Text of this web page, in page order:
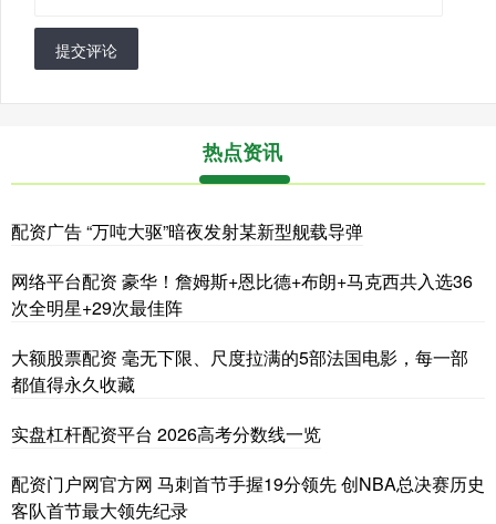
提交评论
热点资讯
配资广告 “万吨大驱”暗夜发射某新型舰载导弹
网络平台配资 豪华！詹姆斯+恩比德+布朗+马克西共入选36
次全明星+29次最佳阵
大额股票配资 毫无下限、尺度拉满的5部法国电影，每一部
都值得永久收藏
实盘杠杆配资平台 2026高考分数线一览
配资门户网官方网 马刺首节手握19分领先 创NBA总决赛历史
客队首节最大领先纪录